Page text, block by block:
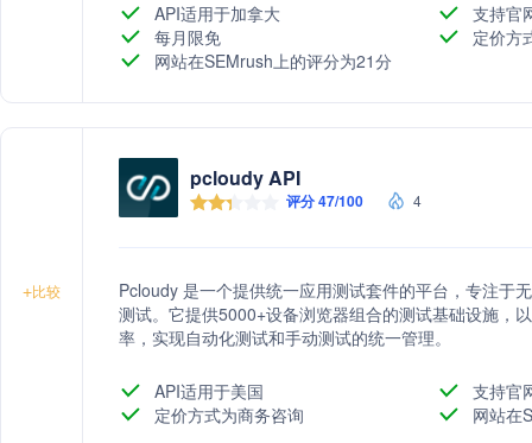
API适用于加拿大
支持官
每月限免
定价方
网站在SEMrush上的评分为21分
+比较
pcloudy API
评分 47/100 4
Pcloudy 是一个提供统一应用测试套件的平台，专注于
测试。它提供5000+设备浏览器组合的测试基础设施，
率，实现自动化测试和手动测试的统一管理。
API适用于美国
支持官
定价方式为商务咨询
网站在